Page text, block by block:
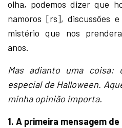
olha, podemos dizer que
namoros [rs], discussões
mistério que nos
anos.
Mas adianto uma
especial de Halloween.
minha opinião importa.
1. A primeira mensagem de